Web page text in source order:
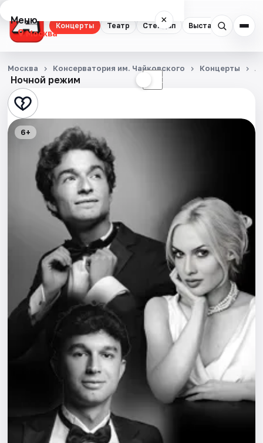
Концерты Театр Стендап Выставки
Меню ×
Москва
Концерты
Театр
Стендап
Выставки
Квесты
Экскурсии
События
Города
Площадки
Ночной режим ☾
Москва Консерватория им. Чайковского Концерты
6+